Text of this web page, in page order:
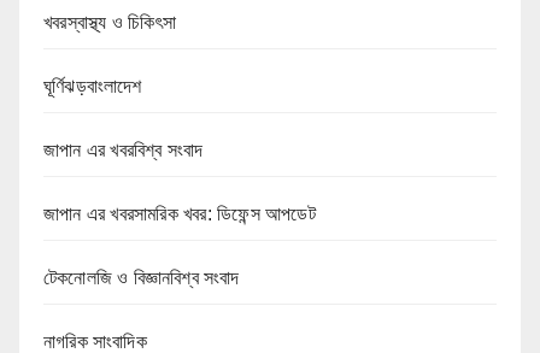
খবরস্বাস্থ্য ও চিকিৎসা
ঘূর্ণিঝড়বাংলাদেশ
জাপান এর খবরবিশ্ব সংবাদ
জাপান এর খবরসামরিক খবর: ডিফেন্স আপডেট
টেকনোলজি ও বিজ্ঞানবিশ্ব সংবাদ
নাগরিক সাংবাদিক